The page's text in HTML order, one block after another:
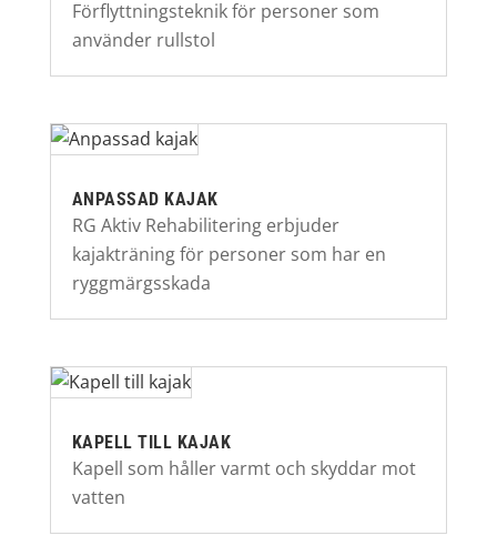
Förflyttningsteknik för personer som
använder rullstol
ANPASSAD KAJAK
RG Aktiv Rehabilitering erbjuder
kajakträning för personer som har en
ryggmärgsskada
KAPELL TILL KAJAK
Kapell som håller varmt och skyddar mot
vatten